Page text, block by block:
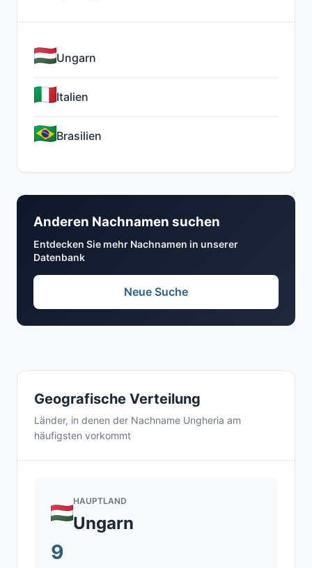
Geografische Verteilung
Länder, in denen der Nachname Ungheria am
häufigsten vorkommt
HAUPTLAND
Ungarn
9
Ungarn
Italien
Brasilien
Anderen Nachnamen suchen
Entdecken Sie mehr Nachnamen in unserer
Datenbank
Neue Suche